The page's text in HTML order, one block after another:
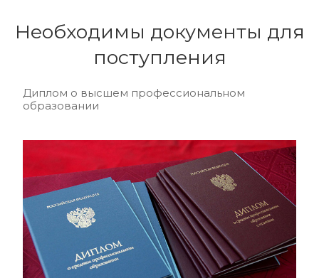
Необходимы документы для
поступления
Диплом о высшем профессиональном
образовании